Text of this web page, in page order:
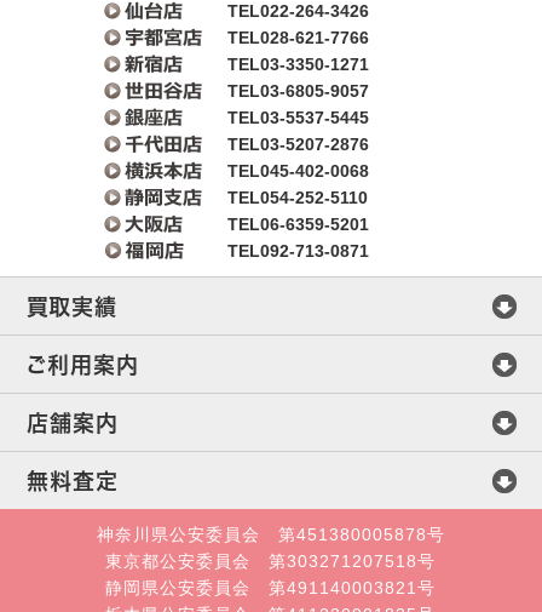
TEL022-264-3426
TEL028-621-7766
TEL03-3350-1271
TEL03-6805-9057
TEL03-5537-5445
TEL03-5207-2876
TEL045-402-0068
TEL054-252-5110
TEL06-6359-5201
TEL092-713-0871
買取実績
マイセン
ヘレンド
ウェッジウッド
ミントン
ロイヤルコペンハーゲン
ご利用案内
査定方法
買取方法
店頭買取
宅配・郵送買取
店舗案内
会社概要
店舗案内
無料査定
直接メール査定
オンライン査定
神奈川県公安委員会 第451380005878号
東京都公安委員会 第303271207518号
静岡県公安委員会 第491140003821号